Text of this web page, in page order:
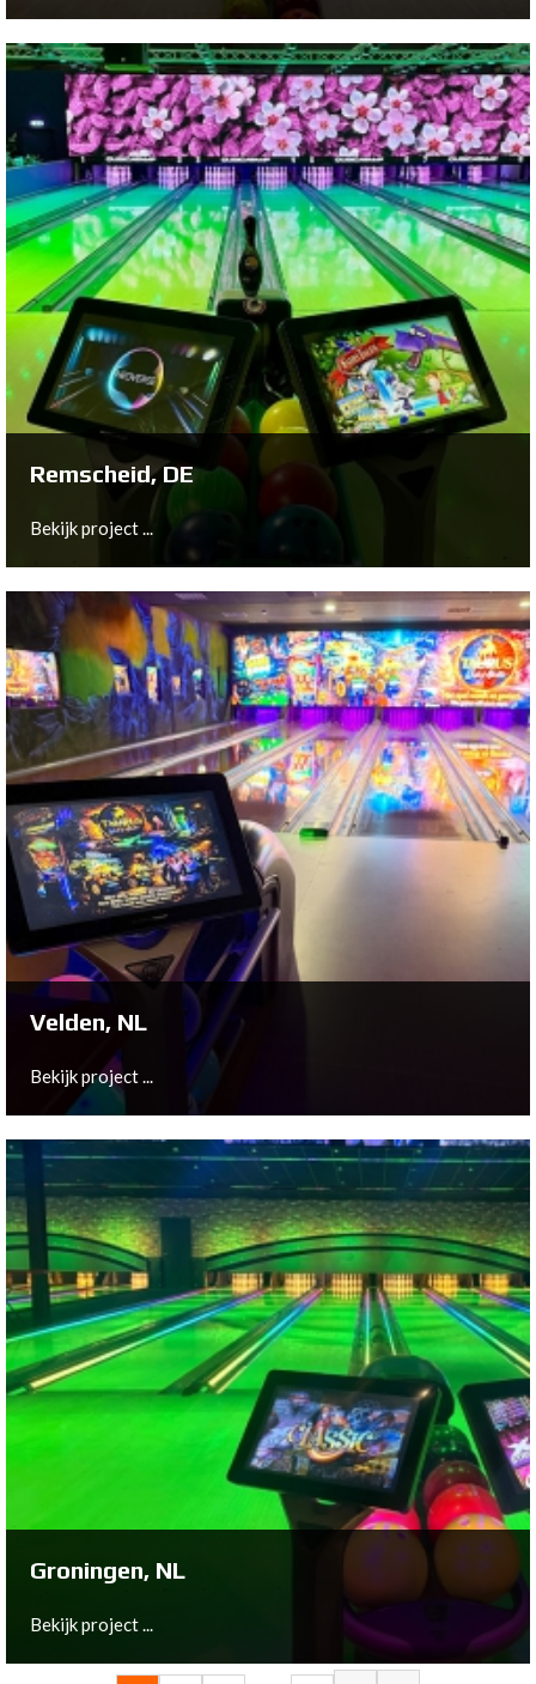
Hohenems, AT
Bekijk project ...
Remscheid, DE
Bekijk project ...
Remscheid, DE
Bekijk project ...
Velden, NL
Bekijk project ...
Velden, NL
Groningen, NL
Bekijk project ...